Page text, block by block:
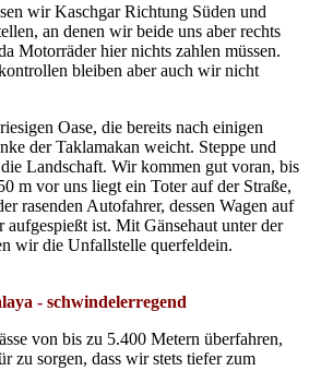
wir Kaschgar Richtung Süden und
an denen wir beide uns aber rechts
Motorräder hier nichts zahlen müssen.
bleiben aber auch wir nicht
Oase, die bereits nach einigen
der Taklamakan weicht. Steppe und
Landschaft. Wir kommen gut voran, bis
m vor uns liegt ein Toter auf der Straße,
rasenden Autofahrer, dessen Wagen auf
aufgespießt ist. Mit Gänsehaut unter der
wir die Unfallstelle querfeldein.
- schwindelerregend
von bis zu 5.400 Metern überfahren,
zu sorgen, dass wir stets tiefer zum